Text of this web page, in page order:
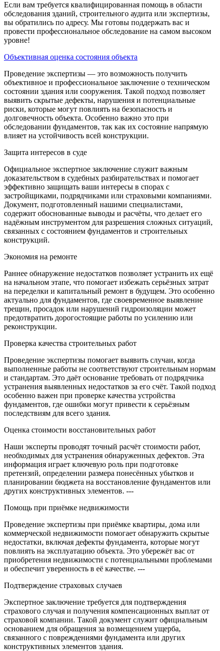
Если вам требуется квалифицированная помощь в области
обследования зданий, строительного аудита или экспертизы,
вы обратились по адресу. Мы готовы поддержать вас и
провести профессиональное обследование на самом высоком
уровне!
Объективная оценка состояния объекта
Проведение экспертизы — это возможность получить
объективное и профессиональное заключение о техническом
состоянии здания или сооружения. Такой подход позволяет
выявить скрытые дефекты, нарушения и потенциальные
риски, которые могут повлиять на безопасность и
долговечность объекта. Особенно важно это при
обследовании фундаментов, так как их состояние напрямую
влияет на устойчивость всей конструкции.
Защита интересов в суде
Официальное экспертное заключение служит важным
доказательством в судебных разбирательствах и помогает
эффективно защищать ваши интересы в спорах с
застройщиками, подрядчиками или страховыми компаниями.
Документ, подготовленный нашими специалистами,
содержит обоснованные выводы и расчёты, что делает его
надёжным инструментом для разрешения сложных ситуаций,
связанных с состоянием фундаментов и строительных
конструкций.
Экономия на ремонте
Раннее обнаружение недостатков позволяет устранить их ещё
на начальном этапе, что помогает избежать серьёзных затрат
на переделки и капитальный ремонт в будущем. Это особенно
актуально для фундаментов, где своевременное выявление
трещин, просадок или нарушений гидроизоляции может
предотвратить дорогостоящие работы по усилению или
реконструкции.
Проверка качества строительных работ
Проведение экспертизы помогает выявить случаи, когда
выполненные работы не соответствуют строительным нормам
и стандартам. Это даёт основание требовать от подрядчика
устранения выявленных недостатков за его счёт. Такой подход
особенно важен при проверке качества устройства
фундаментов, где ошибки могут привести к серьёзным
последствиям для всего здания.
Оценка стоимости восстановительных работ
Наши эксперты проводят точный расчёт стоимости работ,
необходимых для устранения обнаруженных дефектов. Эта
информация играет ключевую роль при подготовке
претензий, определении размера понесённых убытков и
планировании бюджета на восстановление фундаментов или
других конструктивных элементов. ---
Помощь при приёмке недвижимости
Проведение экспертизы при приёмке квартиры, дома или
коммерческой недвижимости помогает обнаружить скрытые
недостатки, включая дефекты фундамента, которые могут
повлиять на эксплуатацию объекта. Это убережёт вас от
приобретения недвижимости с потенциальными проблемами
и обеспечит уверенность в её качестве. ---
Подтверждение страховых случаев
Экспертное заключение требуется для подтверждения
страхового случая и получения компенсационных выплат от
страховой компании. Такой документ служит официальным
основанием для обращения за возмещением ущерба,
связанного с повреждениями фундамента или других
конструктивных элементов здания.